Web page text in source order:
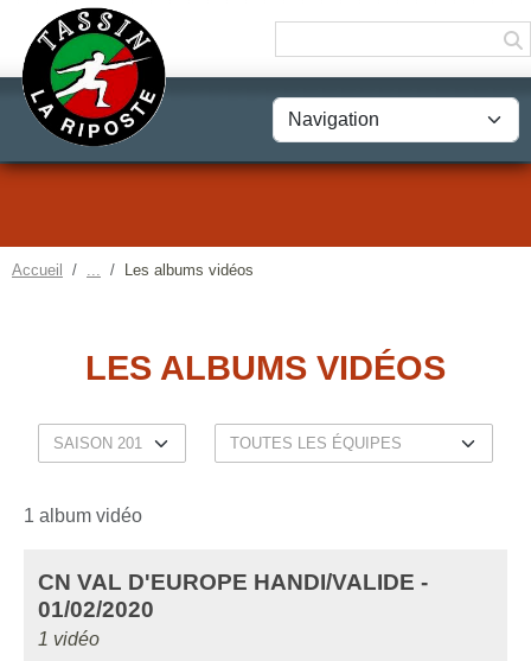
Accueil Les albums vidéos
LES ALBUMS VIDÉOS
1 album vidéo
CN VAL D'EUROPE HANDI/VALIDE -
01/02/2020
1 vidéo
Panneau de gestion des cookies